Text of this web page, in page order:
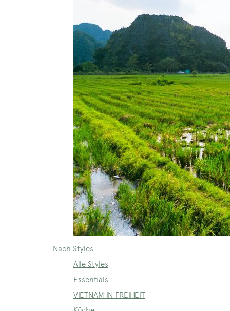
Nach Styles
Alle Styles
Essentials
VIETNAM IN FREIHEIT